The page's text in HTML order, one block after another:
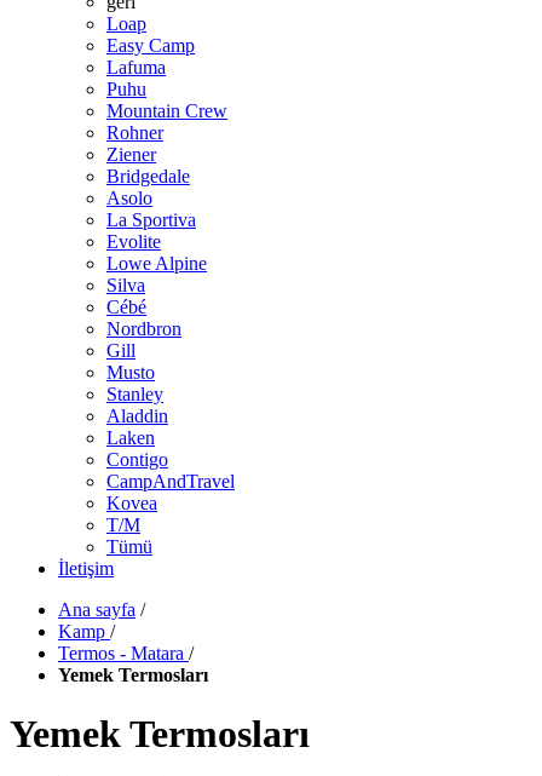
Loap
Easy Camp
Lafuma
Puhu
Mountain Crew
Rohner
Ziener
Bridgedale
Asolo
La Sportiva
Evolite
Lowe Alpine
Silva
Cébé
Nordbron
Gill
Musto
Stanley
Aladdin
Laken
Contigo
CampAndTravel
Kovea
T/M
Tümü
İletişim
Ana sayfa /
Kamp /
Termos - Matara /
Yemek Termosları
Yemek Termosları